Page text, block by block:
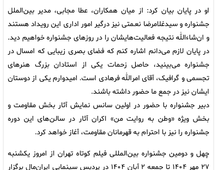
او در پایان بیان کرد: از میان همکاران، عطا مجابی، مدیر بین‌الملل
جشنواره و سیدغلامرضا نعـمتی نیز درگیر امور اداری این رویداد هستند
و ان‌شاءالله نتیجه فعالیت‌هایشان را در روزهای جشنواره خواهیم دید.
در پایان لازم می‌دانم اشاره کنم که فضای بصری زیبایی که امسال در
جشنواره می‌بینید، حاصل زحمات یکی از استادان بزرگ هنرهای
تجسمی و گرافیک، آقای امرالله فرهادی است. امیدوارم یکی از دوستان
ایشان نیز در جمع ما حضور داشته باشند.
دبیر جشنواره با حضور در اولین سانس نمایش آثار بخش مقاومت و
بخش ویژه «وطن به روایت من» اکران آثار در سالن‌های این دوره
جشنواره را نیز با احترام به قهرمانان مقاومت، آغاز خواهد کرد.
چهل و دومین جشنواره بین‌المللی فیلم کوتاه تهران از امروز یکشنبه
۲۷ مهر ۱۴۰۴ تا جمعه ۲ آبان ۱۴۰۴ در پردیس سینمایی ایران‌مال برگزار